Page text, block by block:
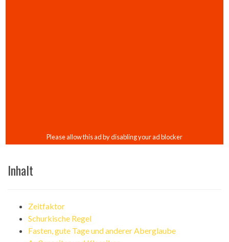
Inhalt
Zeitfaktor
Schurkische Regel
Fasten, gute Tage und anderer Aberglaube